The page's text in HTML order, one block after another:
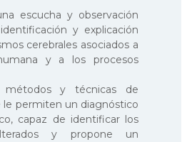
escucha y observación
y explicación
cerebrales asociados a
y a los procesos
y técnicas de
le permiten un diagnóstico
capaz de identificar los
y propone un